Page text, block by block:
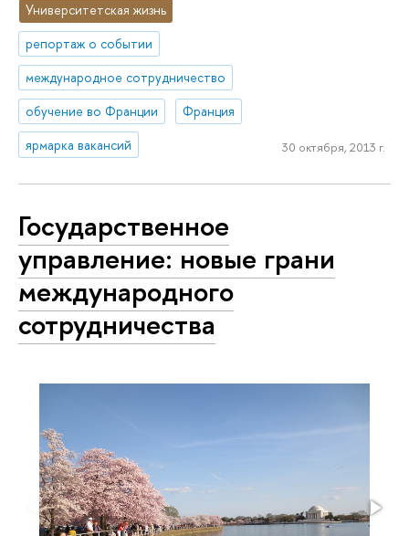
Университетская жизнь
репортаж о событии
международное сотрудничество
обучение во Франции
Франция
ярмарка вакансий
30 октября, 2013 г.
Государственное
управление: новые грани
международного
сотрудничества